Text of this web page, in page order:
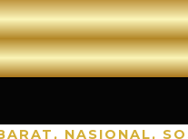
, NASIONAL,